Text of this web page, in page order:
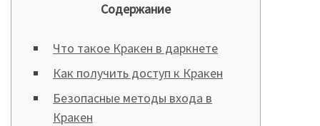
Содержание
Что такое Кракен в даркнете
Как получить доступ к Кракен
Безопасные методы входа в
Кракен